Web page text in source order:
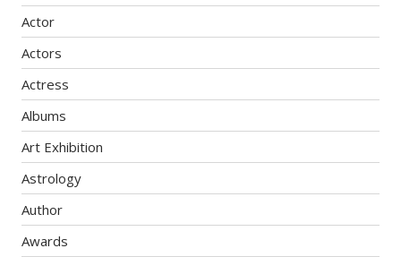
Actor
Actors
Actress
Albums
Art Exhibition
Astrology
Author
Awards